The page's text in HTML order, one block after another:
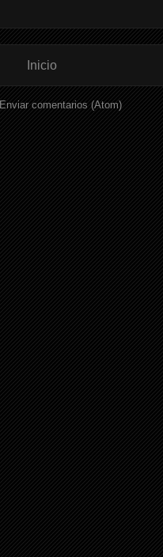
Inicio
Enviar comentarios (Atom)